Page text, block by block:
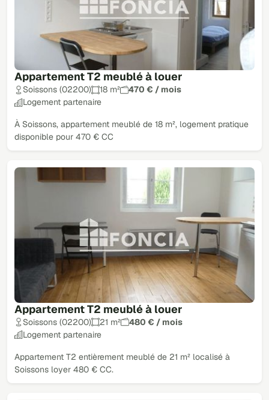
Appartement T2 meublé à louer
Soissons (02200) 18 m²
470 € / mois
Logement partenaire
À Soissons, appartement meublé de 18 m², logement pratique
disponible pour 470 € CC
Appartement T2 meublé à louer
Soissons (02200) 21 m²
480 € / mois
Logement partenaire
Appartement T2 entièrement meublé de 21 m² localisé à
Soissons loyer 480 € CC.